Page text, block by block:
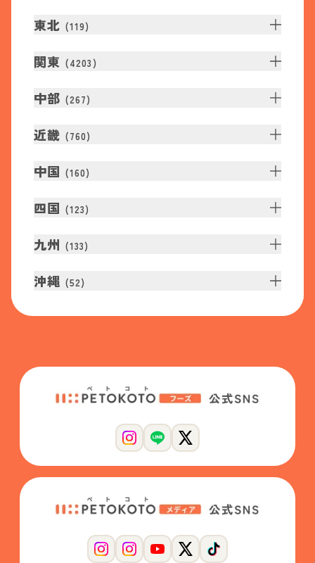
東北 (119)
関東 (4203 )
中部 (267)
近畿 (760)
中国 (160)
四国 (123)
九州 (133)
沖縄 (52)